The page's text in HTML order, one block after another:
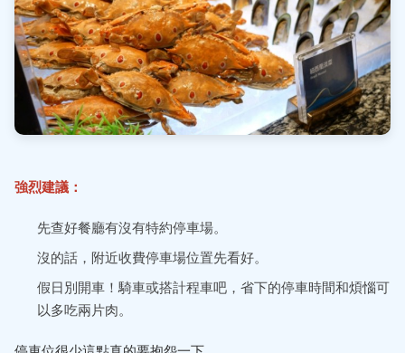
強烈建議：
先查好餐廳有沒有特約停車場。
沒的話，附近收費停車場位置先看好。
假日別開車！騎車或搭計程車吧，省下的停車時間和煩惱可
以多吃兩片肉。